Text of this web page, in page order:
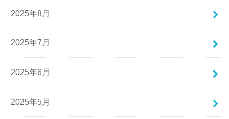
2025年8月
2025年7月
2025年6月
2025年5月